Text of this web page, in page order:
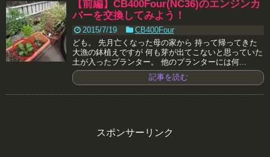
【前編】CB400Four(NC36)のエンジンカ
バーを交換してみよう！
2015/7/19
CB400Four
ども。 先月亡くなった母の家から 持って帰ってきた
大漁の鉢植えですが 何も芽が出てこないと思っていた
土が入ったプランター。 他のプランターには何...
記事を読む
スポンサーリンク